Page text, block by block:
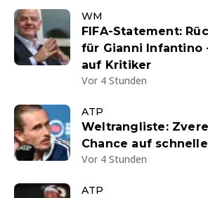
WM
FIFA-Statement:
für Gianni Infantino
auf Kritiker
Vor 4 Stunden
ATP
Weltrangliste:
Chance auf
Vor 4 Stunden
ATP